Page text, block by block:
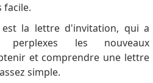
facile.
la lettre d'invitation, qui a
les nouveaux
et comprendre une lettre
simple.